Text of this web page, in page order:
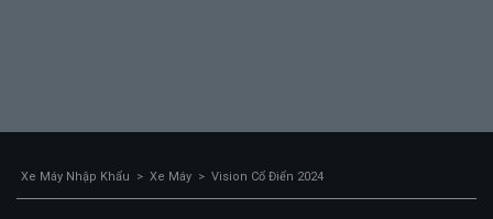
Xe Máy Nhập Khẩu > Xe Máy > Vision Cổ Điển 2024